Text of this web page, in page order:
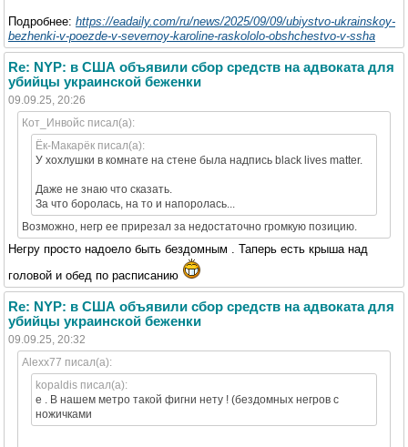
Подробнее: https://eadaily.com/ru/news/2025/09/09/ubiystvo-ukrainskoy-
bezhenki-v-poezde-v-severnoy-karoline-raskololo-obshchestvo-v-ssha
Re: NYP: в США объявили сбор средств на адвоката для
убийцы украинской беженки
09.09.25, 20:26
Кот_Инвойс писал(а):
Ёк-Макарёк писал(а):
У хохлушки в комнате на стене была надпись black lives matter.
Даже не знаю что сказать.
За что боролась, на то и напоролась...
Возможно, негр ее прирезал за недостаточно громкую позицию.
Негру просто надоело быть бездомным . Таперь есть крыша над
головой и обед по расписанию
Re: NYP: в США объявили сбор средств на адвоката для
убийцы украинской беженки
09.09.25, 20:32
Alexx77 писал(а):
kopaldis писал(а):
е . В нашем метро такой фигни нету ! (бездомных негров с
ножичками